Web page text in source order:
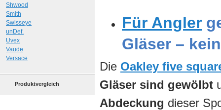
Für Angler
Gläser –
Die Oakley five
Gläser sind gewölbt
Abdeckung dieser
Shwood
Smith
Swisseye
unDef.
Uvex
Vaude
Versace
Produktvergleich